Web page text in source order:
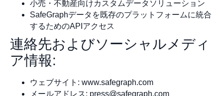
小売・不動産向けカスタムデータソリューション
SafeGraphデータを既存のプラットフォームに統合
するためのAPIアクセス
連絡先およびソーシャルメディ
ア情報:
ウェブサイト: www.safegraph.com
メールアドレス: press@safegraph.com